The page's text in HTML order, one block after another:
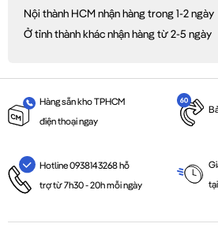
Nội thành HCM nhận hàng trong 1-2 ngày
Ở tỉnh thành khác nhận hàng từ 2-5 ngày
Hàng sẵn kho TPHCM
điện thoại ngay
Hotline 0938143268 hỗ
trợ từ 7h30 - 20h mỗi ngày